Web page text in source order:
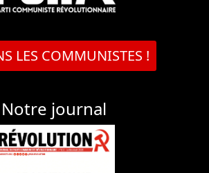
LES COMMUNISTES !
Notre journal